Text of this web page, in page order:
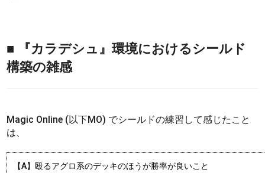
■ 『カラデシュ』環境におけるシールド
構築の雑感
Magic Online (以下MO) でシールドの練習して感じたこと
は、
【A】殴るアグロ系のデッキのほうが勝率が良いこと